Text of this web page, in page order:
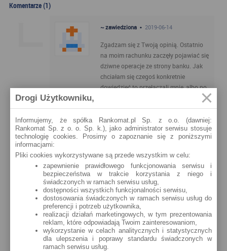
Komentarze (1)
~ zawiedziona • 2019-06-14
Zgadzam się z Twoją opinią. Ostatnio
na moim rachunku zaczęły pojawiać się
dziwne operacje ze strony banku. Jak
chciałam się czegoś konkretnie
dowiedzieć to przełączali mnie, albo po
napisałam skargę na chamskich
konsultantów i reklamację do banku.
Odpisali, że mają 30 dni na reakcję. A
jestem klientką od wielu lat. Czekam.
Jestem zawiedziona.
dodaj komentarz +
Drogi Użytkowniku,
Informujemy, że spółka Rankomat.pl Sp. z o.o. (dawniej:
Rankomat Sp. z o. o. Sp. k.), jako administrator serwisu stosuje
technologię cookies. Prosimy o zapoznanie się z poniższymi
informacjami:
Pliki cookies wykorzystywane są przede wszystkim w celu:
zapewnienie prawidłowego funkcjonowania serwisu i
bezpieczeństwa w trakcie korzystania z niego i
świadczonych w ramach serwisu usług,
dostępności wszystkich funkcjonalności serwisu,
dostosowania świadczonych w ramach serwisu usług do
preferencji i potrzeb użytkownika,
realizacji działań marketingowych, w tym prezentowania
reklam, które odpowiadają Twoim zainteresowaniom,
wykorzystanie w celach analitycznych i statystycznych
dla ulepszenia i poprawy standardu świadczonych w
ramach serwisu usług.